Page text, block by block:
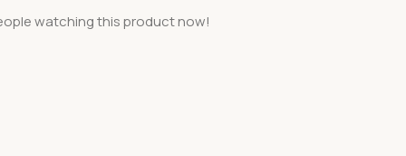
watching this product now!